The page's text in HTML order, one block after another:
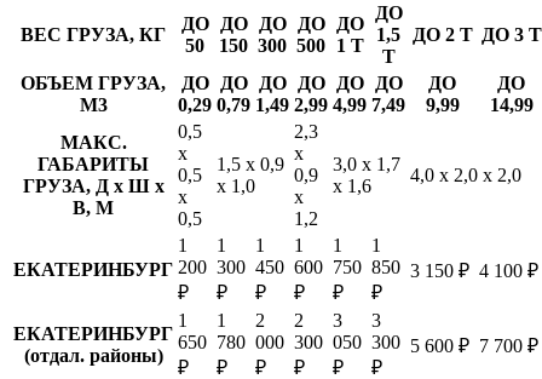
ВЕС ГРУЗА, КГ
ДО
50
ДО
150
ДО
300
ДО
500
ДО
1 Т
ДО
1,5
Т
ДО 2 Т ДО 3 Т
ОБЪЕМ ГРУЗА,
М3
ДО
0,29
ДО
0,79
ДО
1,49
ДО
2,99
ДО
4,99
ДО
7,49
ДО
9,99
ДО
14,99
МАКС.
ГАБАРИТЫ
ГРУЗА, Д х Ш х
В, М
0,5
х
0,5
х
0,5
1,5 х 0,9
х 1,0
2,3
х
0,9
х
1,2
3,0 х 1,7
х 1,6
4,0 х 2,0 х 2,0
ЕКАТЕРИНБУРГ
1
200
₽
1
300
₽
1
450
₽
1
600
₽
1
750
₽
1
850
₽
3 150 ₽ 4 100 ₽
ЕКАТЕРИНБУРГ
(отдал. районы)
1
650
₽
1
780
₽
2
000
₽
2
300
₽
3
050
₽
3
300
₽
5 600 ₽ 7 700 ₽